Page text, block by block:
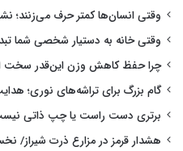
وقتی انسان‌ها کمتر حرف می‌زنند؛
وقتی خانه به دستیار شخصی شما
چرا حفظ کاهش وزن این‌قدر
گام بزرگ برای تراشه‌های نوری؛
برتری دست راست یا چپ ذاتی
هشدار قرمز در مزارع ذرت شیراز/